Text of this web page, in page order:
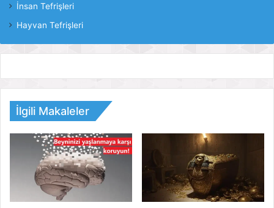
İnsan Tefrişleri
Hayvan Tefrişleri
İlgili Makaleler